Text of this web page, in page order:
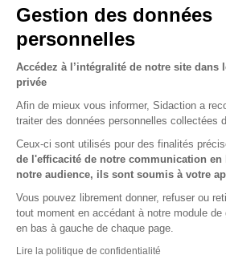
Gestion des données
personnelles
Accédez à l’intégralité de notre site dans
privée
Afin de mieux vous informer, Sidaction a
traiter des données personnelles collectées
Ceux-ci sont utilisés pour des finalités
de l'efficacité de notre communication
notre audience, ils sont soumis à votre
Vous pouvez librement donner, refuser ou
tout moment en accédant à notre module
en bas à gauche de chaque page.
Lire la politique de confidentialité
Newsletter
Nous suivre sur les réseaux :
MENTIONS LÉGALES
CONDITIONS D’UTILISATION ET
COOKIES
This site uses cookies and gives you
En savoir plus